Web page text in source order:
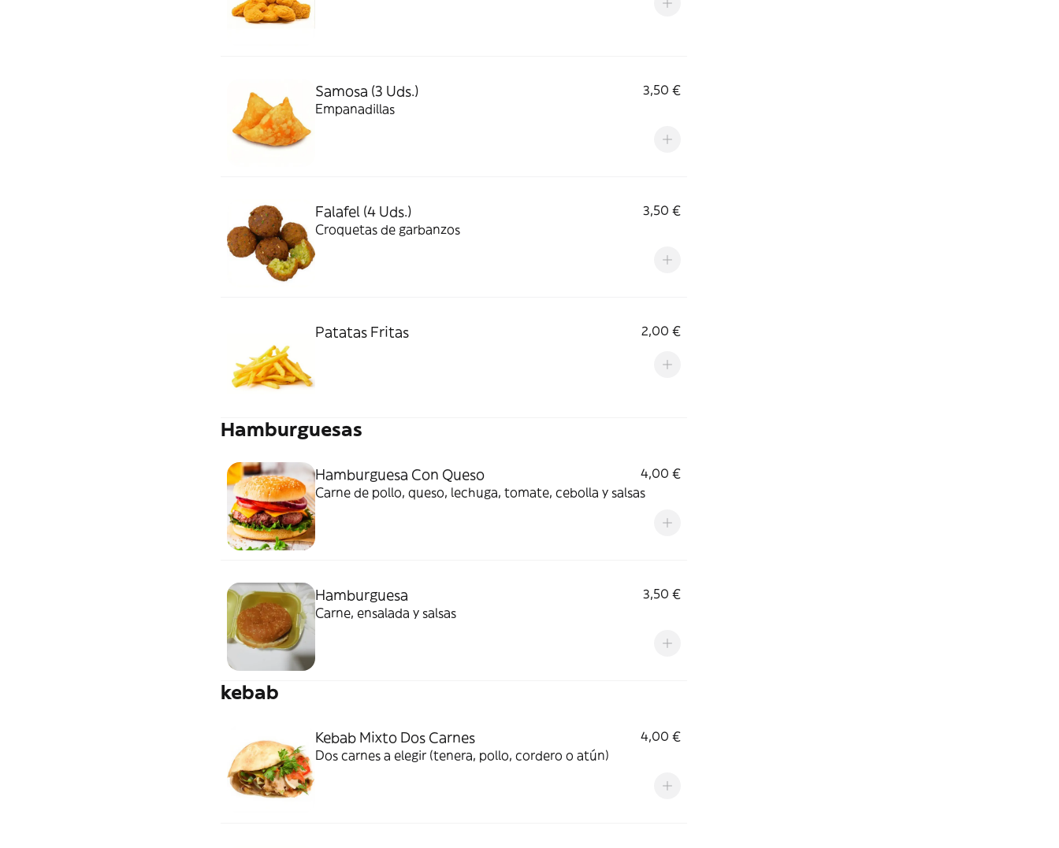
Samosa (3 Uds.)
3,50 €
Empanadillas
Falafel (4 Uds.)
3,50 €
Croquetas de garbanzos
Patatas Fritas 2,00 €
Hamburguesas
Hamburguesa Con Queso
4,00 €
Carne de pollo, queso, lechuga, tomate, cebolla y salsas
Hamburguesa
3,50 €
Carne, ensalada y salsas
kebab
Kebab Mixto Dos Carnes
4,00 €
Dos carnes a elegir (tenera, pollo, cordero o atún)